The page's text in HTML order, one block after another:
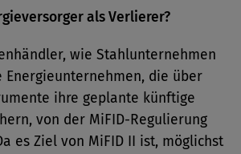
als Verlierer?
wie Stahlunternehmen
Energieunternehmen, die über
ihre geplante künftige
von der MiFID-Regulierung
es Ziel von MiFID II ist, möglichst